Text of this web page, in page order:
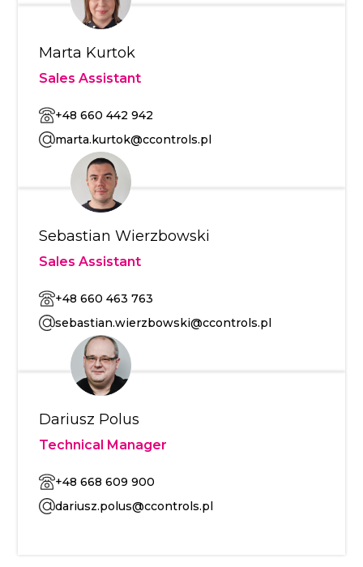
Marta Kurtok
Sales Assistant
+48 660 442 942
marta.kurtok@ccontrols.pl
Sebastian Wierzbowski
Sales Assistant
+48 660 463 763
sebastian.wierzbowski@ccontrols.pl
Dariusz Polus
Technical Manager
+48 668 609 900
dariusz.polus@ccontrols.pl